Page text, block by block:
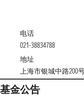
电话
021-38834788
地址
上海市银城中路200
基金公告